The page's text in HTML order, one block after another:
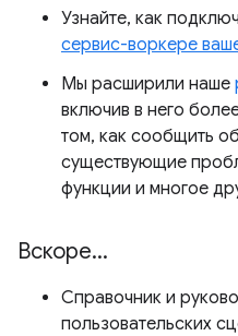
Узнайте, как
сервис-воркере
Мы расширили наше
включив в него
том, как сообщить
существующие
функции и многое
Вскоре...
Справочник и
пользовательских